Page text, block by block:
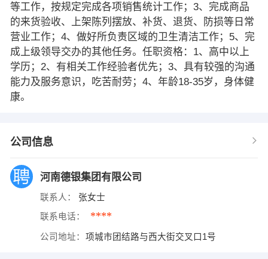
等工作，按规定完成各项销售统计工作；3、完成商品
的来货验收、上架陈列摆放、补货、退货、防损等日常
营业工作；4、做好所负责区域的卫生清洁工作；5、完
成上级领导交办的其他任务。任职资格：1、高中以上
学历；2、有相关工作经验者优先；3、具有较强的沟通
能力及服务意识，吃苦耐劳；4、年龄18-35岁，身体健
康。
公司信息
河南德银集团有限公司
联系人： 张女士
联系电话： ****
公司地址： 项城市团结路与西大街交叉口1号